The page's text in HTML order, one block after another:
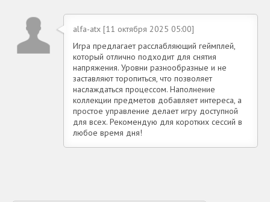
alfa-atx [11 октября 2025 05:00]
Игра предлагает расслабляющий геймплей,
который отлично подходит для снятия
напряжения. Уровни разнообразные и не
заставляют торопиться, что позволяет
наслаждаться процессом. Наполнение
коллекции предметов добавляет интереса, а
простое управление делает игру доступной
для всех. Рекомендую для коротких сессий в
любое время дня!